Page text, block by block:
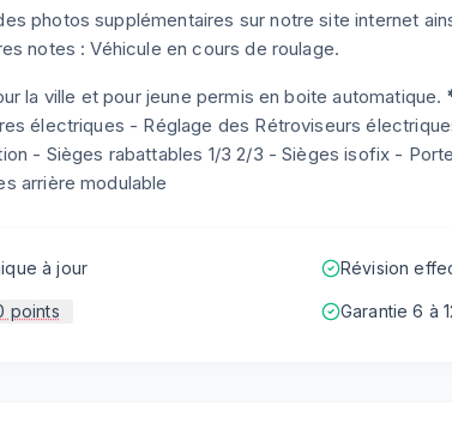
photos supplémentaires sur notre site internet
notes : Véhicule en cours de roulage.
la ville et pour jeune permis en boite automatique.
électriques - Réglage des Rétroviseurs
- Sièges rabattables 1/3 2/3 - Sièges isofix -
arrière modulable
à jour Révision
points Garantie 6 à